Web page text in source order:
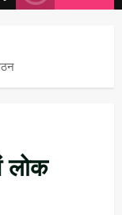
लोक